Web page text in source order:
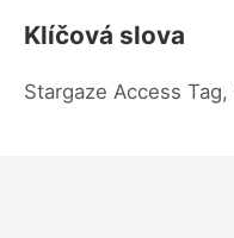
Klíčová slova
Stargaze Access